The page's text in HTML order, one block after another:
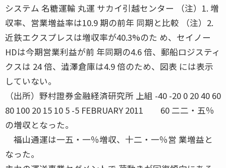
システム 名糖運輸 丸運 サカイ引越センター （注）1. 増
収率、営業増益率は10.9 期の前年 同期と比較 （注）2.
近鉄エクスプレスは増収率が40.3%のた め、セイノー
HDは今期営業利益が前 年同期の4.6 倍、郵船ロジスティ
クスは 24 倍、澁澤倉庫は4.9 倍のため、図表 には表示
していない。
（出所）野村證券金融経済研究所 上組 -40 -20 0 20 40 60
80 100 20 15 10 5 -5 FEBRUARY 2011 60 二二・五％
の増収となった。
福山通運は一五・一％増収、十二・一％営 業増益と
なった。